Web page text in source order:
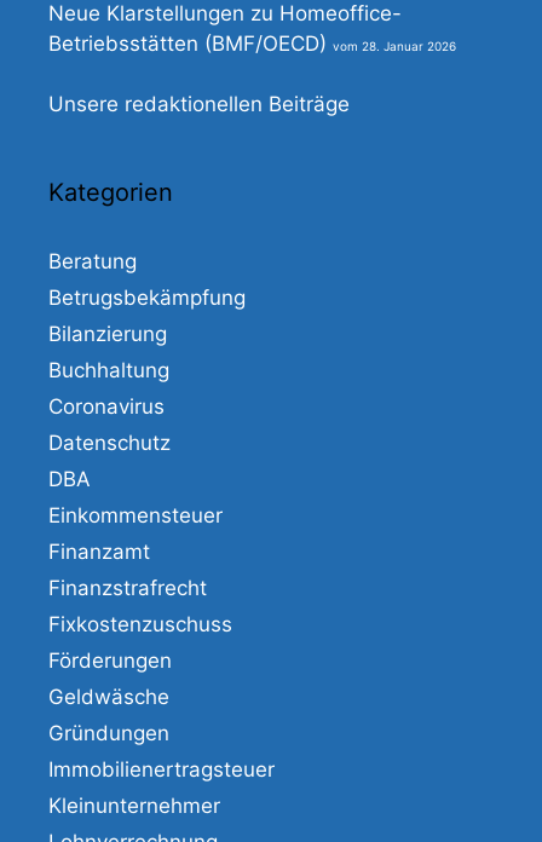
Neue Klarstellungen zu Homeoffice-
Betriebsstätten (BMF/OECD)
28. Januar 2026
Unsere redaktionellen Beiträge
Kategorien
Beratung
Betrugsbekämpfung
Bilanzierung
Buchhaltung
Coronavirus
Datenschutz
DBA
Einkommensteuer
Finanzamt
Finanzstrafrecht
Fixkostenzuschuss
Förderungen
Geldwäsche
Gründungen
Immobilienertragsteuer
Kleinunternehmer